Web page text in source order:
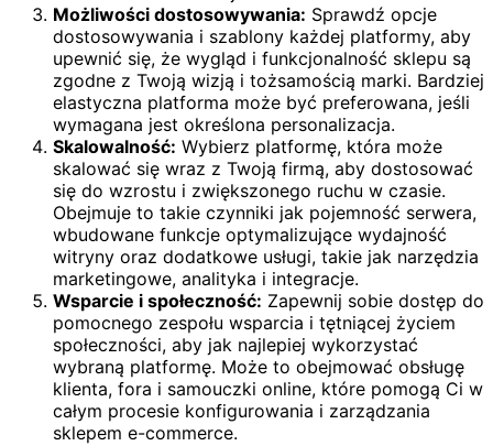
Możliwości dostosowywania: Sprawdź opcje
dostosowywania i szablony każdej platformy, aby
upewnić się, że wygląd i funkcjonalność sklepu są
zgodne z Twoją wizją i tożsamością marki. Bardziej
elastyczna platforma może być preferowana, jeśli
wymagana jest określona personalizacja.
Skalowalność: Wybierz platformę, która może
skalować się wraz z Twoją firmą, aby dostosować
się do wzrostu i zwiększonego ruchu w czasie.
Obejmuje to takie czynniki jak pojemność serwera,
wbudowane funkcje optymalizujące wydajność
witryny oraz dodatkowe usługi, takie jak narzędzia
marketingowe, analityka i integracje.
Wsparcie i społeczność: Zapewnij sobie dostęp do
pomocnego zespołu wsparcia i tętniącej życiem
społeczności, aby jak najlepiej wykorzystać
wybraną platformę. Może to obejmować obsługę
klienta, fora i samouczki online, które pomogą Ci w
całym procesie konfigurowania i zarządzania
sklepem e-commerce.